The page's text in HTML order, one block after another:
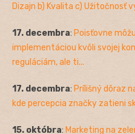
Dizajn b) Kvalita c) Užitočnosť
17. decembra: Poisťovne
implementáciou kvôli svojej
reguláciám, ale ti...
17. decembra: Prílišný dôraz
kde percepcia značky zatieni
15. októbra: Marketing na